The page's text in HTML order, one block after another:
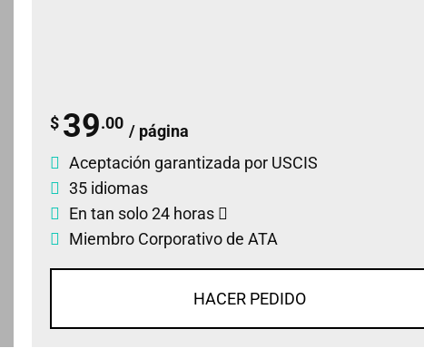
$ 39.00 / página
Aceptación garantizada por USCIS
35 idiomas
En tan solo 24 horas
Miembro Corporativo de ATA
HACER PEDIDO